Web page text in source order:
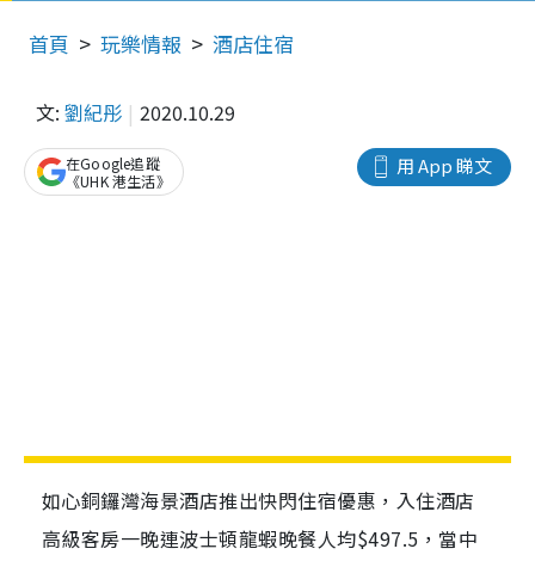
首頁 玩樂情報 酒店住宿
文: 劉紀彤 2020.10.29
用 App 睇文
在Google追蹤
《UHK 港生活》
如心銅鑼灣海景酒店推出快閃住宿優惠，入住酒店
高級客房一晚連波士頓龍蝦晚餐人均$497.5，當中